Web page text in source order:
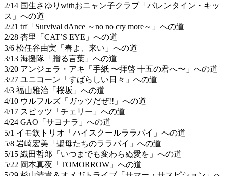
2/14 国生さゆりwithおニャン子クラブ「バレンタイン・キッ
ス」への道
2/21 trf「Survival dAnce ～no no cry more～」への道
2/28 杏里「CAT’S EYE」への道
3/6 松任谷由実「春よ、来い」への道
3/13 海援隊「贈る言葉」への道
3/20 アンジェラ・アキ「手紙 〜拝啓 十五の君へ〜」への道
3/27 ユニコーン「すばらしい日々」への道
4/3 福山雅治「桜坂」への道
4/10 ウルフルズ「ガッツだぜ!!」への道
4/17 スピッツ「チェリー」への道
4/24 GAO「サヨナラ」への道
5/1 イモ欽トリオ「ハイスクールララバイ」への道
5/8 岩崎宏美「聖母たちのララバイ」への道
5/15 織田哲郎「いつまでも変わらぬ愛を」への道
5/22 岡本真夜「TOMORROW」への道